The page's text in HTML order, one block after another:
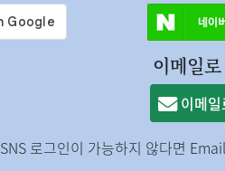
이메일
이메일
SNS 로그인이 가능하지 않다면